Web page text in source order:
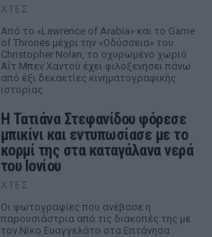
ΧΤΕΣ
Από το «Lawrence of Arabia» και το Game
of Thrones μέχρι την «Οδύσσεια» του
Christopher Nolan, το οχυρωμένο χωριό
Αΐτ Μπεν Χαντού έχει φιλοξενήσει πάνω
από έξι δεκαετίες κινηματογραφικής
ιστορίας
Η Τατιάνα Στεφανίδου φόρεσε
μπικίνι και εντυπωσίασε με το
κορμί της στα καταγάλανα νερά
του Ιονίου
ΧΤΕΣ
Οι φωτογραφίες που ανέβασε η
παρουσιάστρια από τις διακοπές της με
τον Νίκο Ευαγγελάτο στα Επτάνησα